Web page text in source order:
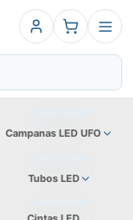
Campanas LED UFO
Tubos LED